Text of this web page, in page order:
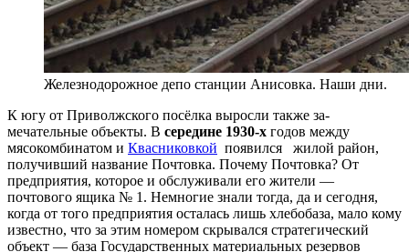
Железнодорожное депо станции Анисовка. Наши дни.
К югу от Приволжского посёлка выросли также за­
мечательные объекты. В середине 1930-х годов между
мясокомбинатом и Квасниковкой появился жилой район,
получивший название Почтовка. Почему Почтовка? От
предприятия, которое и обслуживали его жители —
почтового ящика № 1. Немногие знали тогда, да и сегодня,
когда от того предприятия осталась лишь хлебобаза, мало кому
известно, что за этим номером скрывался стратегический
объект — база Государствен­ных материальных резервов